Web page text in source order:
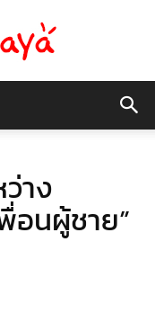
าง
อนผู้ชาย”